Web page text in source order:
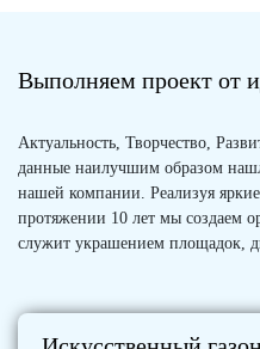
Выполняем проект от
Актуальность, Творчество,
данные наилучшим образом
нашей компании. Реализуя
протяжении 10 лет мы создаем
служит украшением площадок,